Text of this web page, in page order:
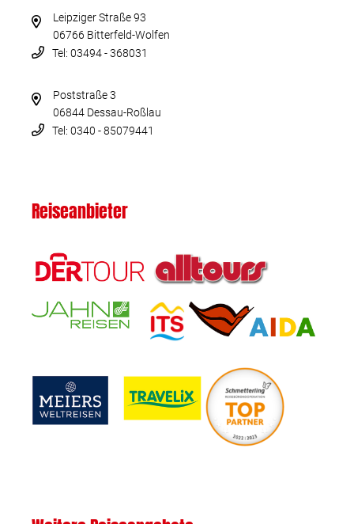
Leipziger Straße 93
06766 Bitterfeld-Wolfen
Tel: 03494 - 368031
Poststraße 3
06844 Dessau-Roßlau
Tel: 0340 - 85079441
Reiseanbieter